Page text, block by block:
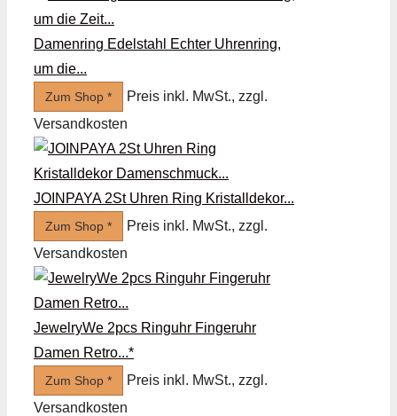
Damenring Edelstahl Echter Uhrenring,
um die...
Zum Shop *
Preis inkl. MwSt., zzgl.
Versandkosten
JOINPAYA 2St Uhren Ring Kristalldekor...
Zum Shop *
Preis inkl. MwSt., zzgl.
Versandkosten
JewelryWe 2pcs Ringuhr Fingeruhr
Damen Retro...*
Zum Shop *
Preis inkl. MwSt., zzgl.
Versandkosten